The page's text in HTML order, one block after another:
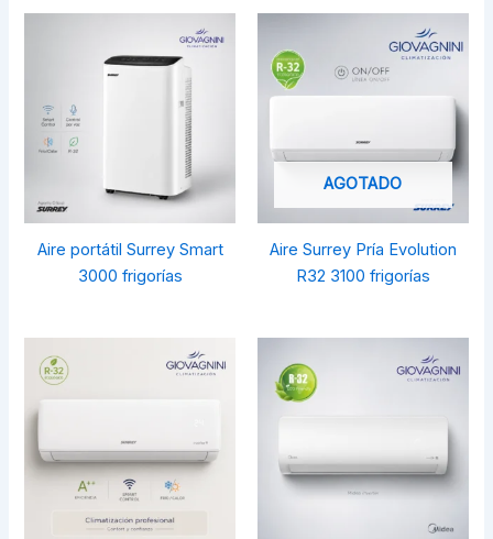
Aire portátil Surrey Smart
3000 frigorías
AGOTADO
Aire Surrey Pría Evolution
R32 3100 frigorías